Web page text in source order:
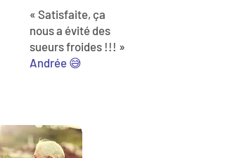
« Satisfaite, ça
nous a évité des
sueurs froides !!! »
Andrée 😅